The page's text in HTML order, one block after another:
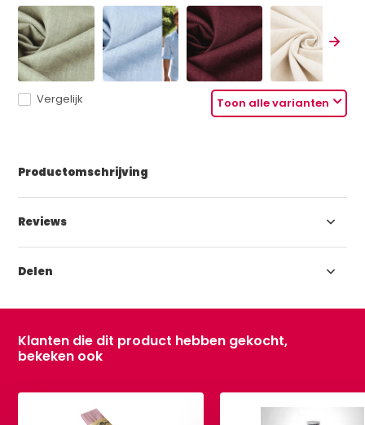
Toon alle varianten
Vergelijk
Productomschrijving
Reviews
Delen
Klanten die dit product hebben gekocht,
bekeken ook